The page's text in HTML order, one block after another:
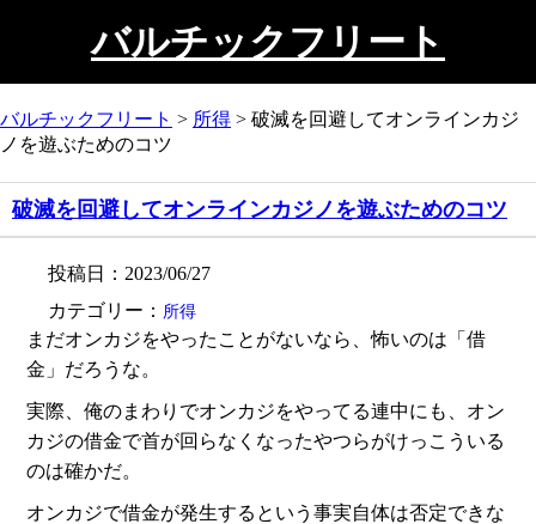
バルチックフリート
バルチックフリート > 所得 > 破滅を回避してオンラインカジ
ノを遊ぶためのコツ
破滅を回避してオンラインカジノを遊ぶためのコツ
投稿日：2023/06/27
カテゴリー： 所得
まだオンカジをやったことがないなら、怖いのは「借
金」だろうな。
実際、俺のまわりでオンカジをやってる連中にも、オン
カジの借金で首が回らなくなったやつらがけっこういる
のは確かだ。
オンカジで借金が発生するという事実自体は否定できな